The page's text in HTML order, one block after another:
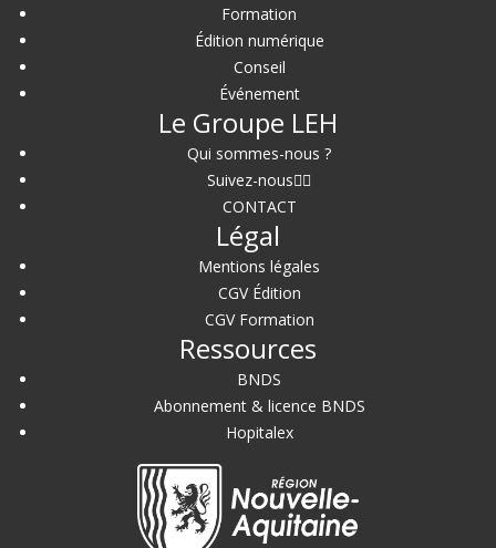
Formation
Édition numérique
Conseil
Événement
Le Groupe LEH
Qui sommes-nous ?
Suivez-nous
CONTACT
Légal
Mentions légales
CGV Édition
CGV Formation
Ressources
BNDS
Abonnement & licence BNDS
Hopitalex